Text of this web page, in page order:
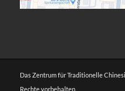
Das Zentrum für Traditionelle
Rechte vorbehalten.